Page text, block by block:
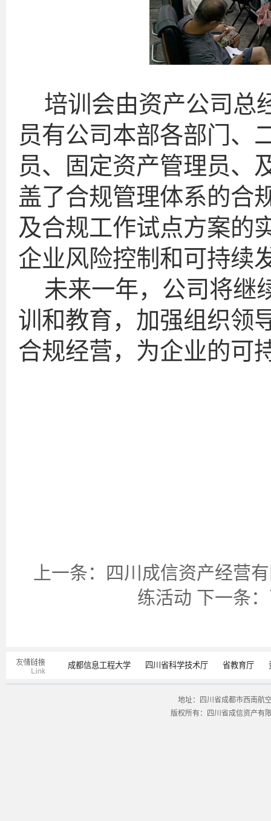
培训会由资产公司总
员有公司本部各部门、
员、固定资产管理员、
盖了合规管理体系的合
及合规工作试点方案的
企业风险控制和可持续
未来一年，公司将继
训和教育，加强组织领
合规经营，为企业的可
上一条： 四川成信资产经营
练活动 下一条：
成都信息工程大学 四川省科学技术厅 省教育厅
地址：四川省成都市西南航
版权所有：四川省成信资产有